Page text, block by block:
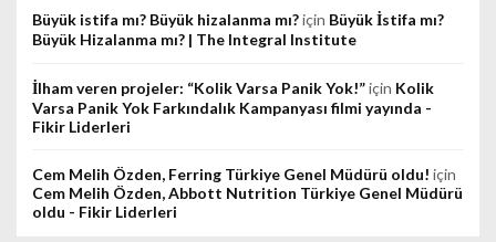
Büyük istifa mı? Büyük hizalanma mı?için Büyük İstifa mı?
Büyük Hizalanma mı? | The Integral Institute
İlham veren projeler: “Kolik Varsa Panik Yok!”için Kolik
Varsa Panik Yok Farkındalık Kampanyası filmi yayında -
Fikir Liderleri
Cem Melih Özden, Ferring Türkiye Genel Müdürü oldu! için
Cem Melih Özden, Abbott Nutrition Türkiye Genel Müdürü
oldu - Fikir Liderleri